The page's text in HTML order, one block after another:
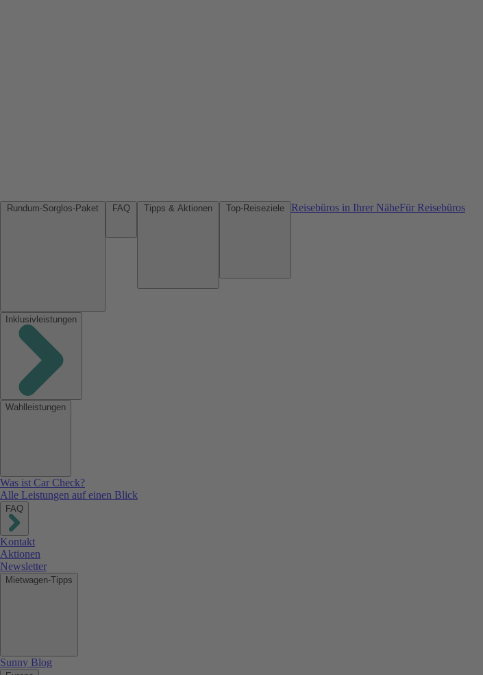
Reisebüros in Ihrer NäheFür Reisebüros
Inklusivleistungen
Wahlleistungen
Was ist Car Check?
Alle Leistungen auf einen Blick
FAQ
Kontakt
Aktionen
Newsletter
Mietwagen-Tipps
Sunny Blog